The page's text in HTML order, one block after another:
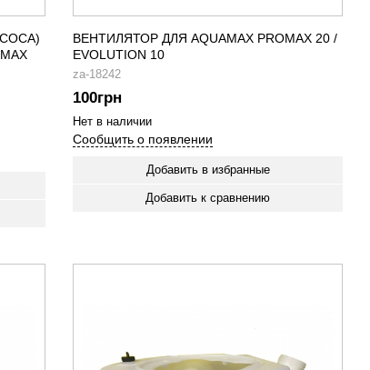
ВЕНТИЛЯТОР ДЛЯ AQUAMAX PROMAX 20 /
EVOLUTION 10
za-18242
100грн
Нет в наличии
Сообщить о появлении
Добавить в избранные
Добавить к сравнению